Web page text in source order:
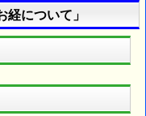
経について」